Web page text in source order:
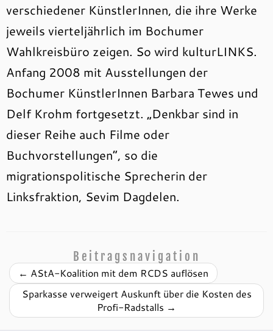
verschiedener KünstlerInnen, die ihre Werke
jeweils vierteljährlich im Bochumer
Wahlkreisbüro zeigen. So wird kulturLINKS.
Anfang 2008 mit Ausstellungen der
Bochumer KünstlerInnen Barbara Tewes und
Delf Krohm fortgesetzt. „Denkbar sind in
dieser Reihe auch Filme oder
Buchvorstellungen“, so die
migrationspolitische Sprecherin der
Linksfraktion, Sevim Dagdelen.
Beitragsnavigation
← AStA-Koalition mit dem RCDS auflösen
Sparkasse verweigert Auskunft über die Kosten des
Profi-Radstalls →